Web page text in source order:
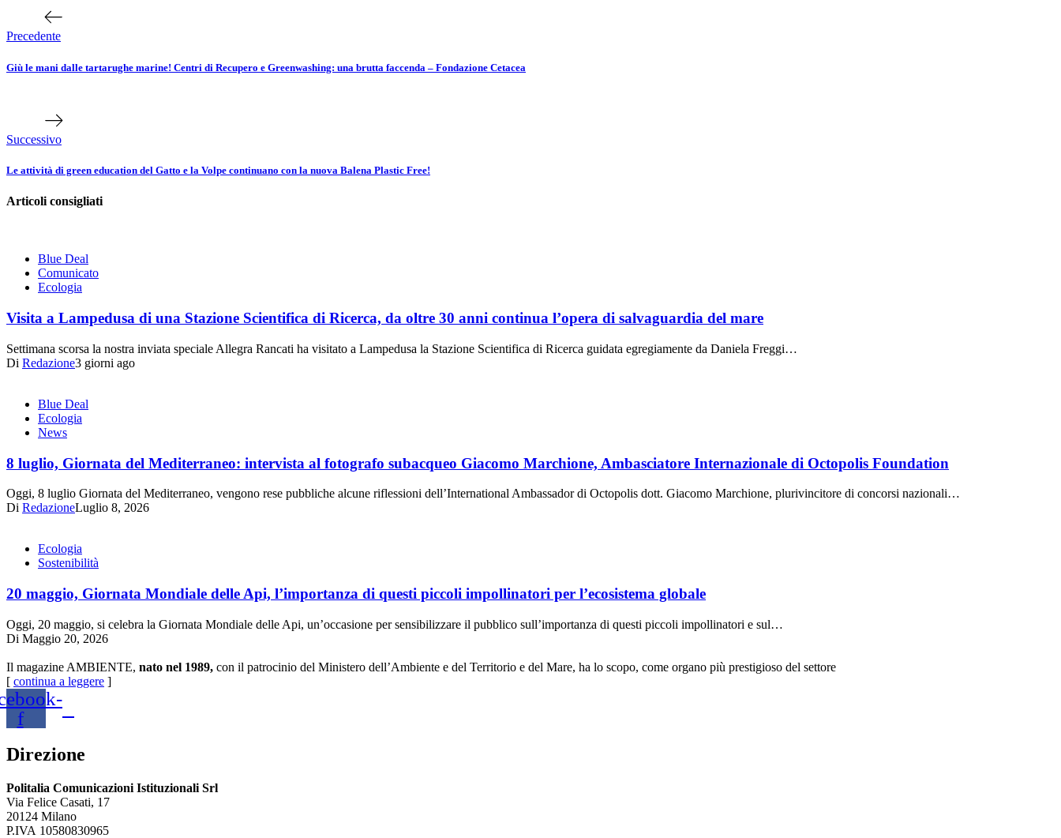
articoli
Precedente
Giù le mani dalle tartarughe marine! Centri di Recupero e Greenwashing: una brutta faccenda – Fondazione Cetacea
Successivo
Le attività di green education del Gatto e la Volpe continuano con la nuova Balena Plastic Free!
Articoli consigliati
Blue Deal
Comunicato
Ecologia
Visita a Lampedusa di una Stazione Scientifica di Ricerca, da oltre 30 anni continua l’opera di salvaguardia del mare
Settimana scorsa la nostra inviata speciale Allegra Rancati ha visitato a Lampedusa la Stazione Scientifica di Ricerca guidata egregiamente da Daniela Freggi…
Di Redazione3 giorni ago
Blue Deal
Ecologia
News
8 luglio, Giornata del Mediterraneo: intervista al fotografo subacqueo Giacomo Marchione, Ambasciatore Internazionale di Octopolis Foundation
Oggi, 8 luglio Giornata del Mediterraneo, vengono rese pubbliche alcune riflessioni dell’International Ambassador di Octopolis dott. Giacomo Marchione, plurivincitore di concorsi nazionali…
Di RedazioneLuglio 8, 2026
Ecologia
Sostenibilità
20 maggio, Giornata Mondiale delle Api, l’importanza di questi piccoli impollinatori per l’ecosistema globale
Oggi, 20 maggio, si celebra la Giornata Mondiale delle Api, un’occasione per sensibilizzare il pubblico sull’importanza di questi piccoli impollinatori e sul…
Di Maggio 20, 2026
Il magazine AMBIENTE, nato nel 1989, con il patrocinio del Ministero dell’Ambiente e del Territorio e del Mare, ha lo scopo, come organo più prestigioso del settore
[ continua a leggere ]
f
Direzione
Politalia Comunicazioni Istituzionali Srl
Via Felice Casati, 17
20124 Milano
P.IVA 10580830965